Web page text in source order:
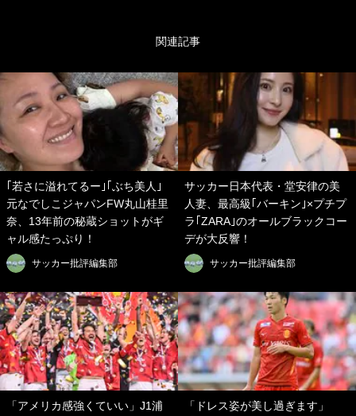
関連記事
｢若さに溢れてるー｣｢ぶち美人｣
元なでしこジャパンFW丸山桂里
奈、13年前の秘蔵ショットがギ
ャル感たっぷり！
サッカー批評編集部
サッカー日本代表・堂安律の美
人妻、最高級｢バーキン｣×プチプ
ラ｢ZARA｣のオールブラックコー
デが大反響！
サッカー批評編集部
「アメリカ感強くていい」J1浦
「ドレス姿が美し過ぎます」